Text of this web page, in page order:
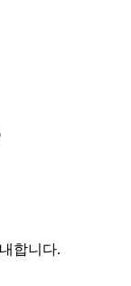
합니다.